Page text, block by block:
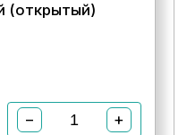
(открытый)
− +